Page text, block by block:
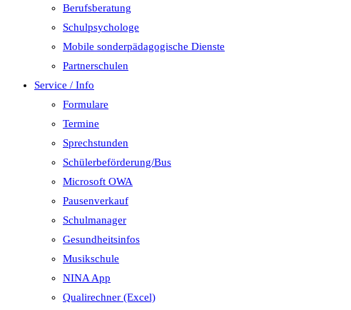
Berufsberatung
Schulpsychologe
Mobile sonderpädagogische Dienste
Partnerschulen
Service / Info
Formulare
Termine
Sprechstunden
Schülerbeförderung/Bus
Microsoft OWA
Pausenverkauf
Schulmanager
Gesundheitsinfos
Musikschule
NINA App
Qualirechner (Excel)